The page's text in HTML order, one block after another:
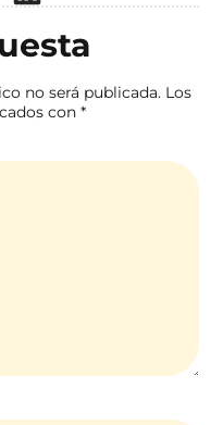
no será publicada. Los
con*